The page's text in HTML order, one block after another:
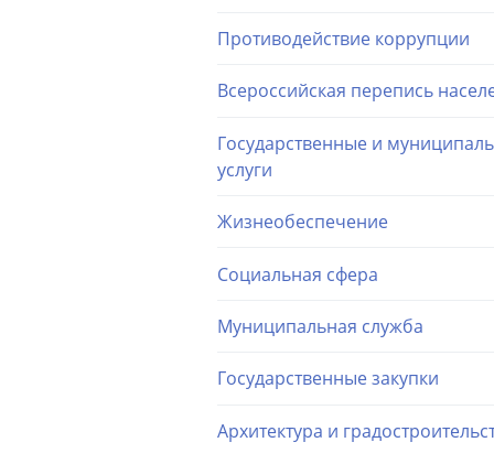
Противодействие коррупции
Всероссийская перепись
Государственные и
услуги
Жизнеобеспечение
Социальная сфера
Муниципальная служба
Государственные закупки
Архитектура и